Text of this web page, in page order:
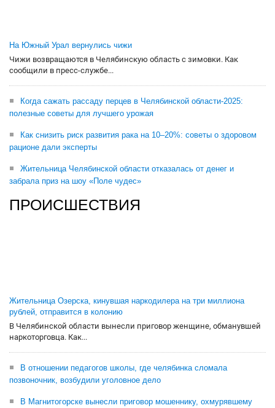
На Южный Урал вернулись чижи
Чижи возвращаются в Челябинскую область с зимовки. Как
сообщили в пресс-службе...
Когда сажать рассаду перцев в Челябинской области-2025:
полезные советы для лучшего урожая
Как снизить риск развития рака на 10–20%: советы о здоровом
рационе дали эксперты
Жительница Челябинской области отказалась от денег и
забрала приз на шоу «Поле чудес»
ПРОИСШЕСТВИЯ
Жительница Озерска, кинувшая наркодилера на три миллиона
рублей, отправится в колонию
В Челябинской области вынесли приговор женщине, обманувшей
наркоторговца. Как...
В отношении педагогов школы, где челябинка сломала
позвоночник, возбудили уголовное дело
В Магнитогорске вынесли приговор мошеннику, охмурявшему